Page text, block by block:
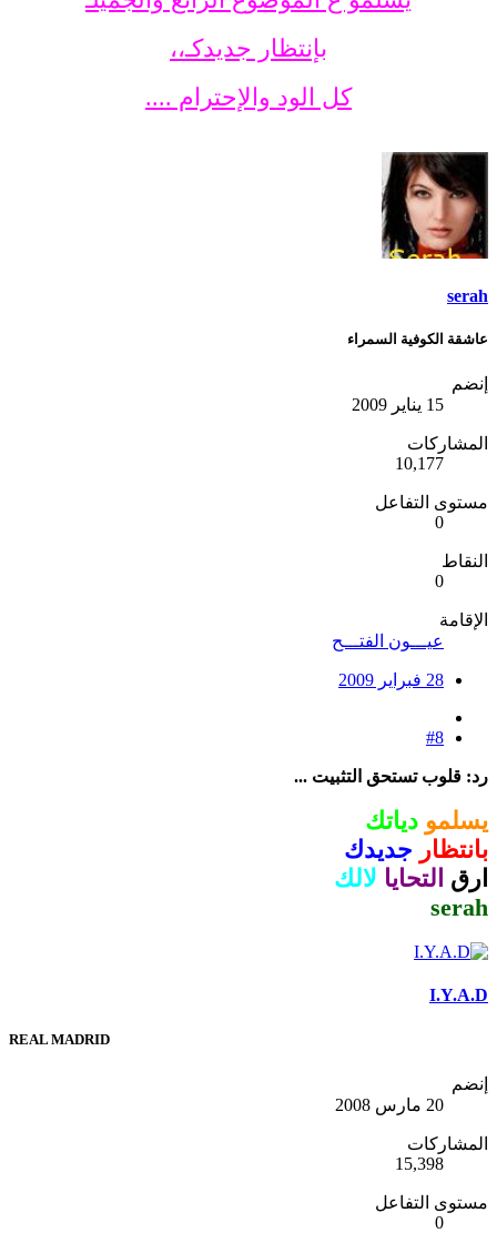
بإنتظار جديدكـ،،
كل الود والإحترام ....
serah
عاشقة الكوفية السمراء
إنضم
15 يناير 2009
المشاركات
10,177
مستوى التفاعل
0
النقاط
0
الإقامة
عيـــون الفتـــح
28 فبراير 2009
#8
رد: قلوب تستحق التثبيت ...
يسلمو دياتك
بانتظار جديدك
ارق التحايا لالك
serah
I.Y.A.D
REAL MADRID
إنضم
20 مارس 2008
المشاركات
15,398
مستوى التفاعل
0